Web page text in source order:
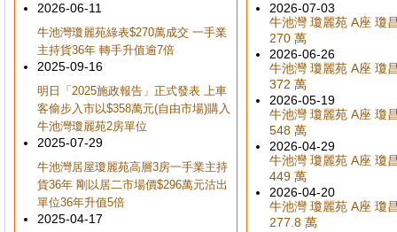
2026-06-11
牛池灣瓊麗苑綠表$270萬成交 一手業
主持貨36年 轉手升值逾7倍
2025-09-16
明日「2025施政報告」正式發表 上車
客偷步入市以$358萬元(自由市場)購入
牛池灣瓊麗苑2房單位
2025-07-29
牛池灣居屋瓊麗苑高層3房一手業主持
貨36年 剛以居二市場價$296萬元沽出
單位36年升值5倍
2025-04-17
2026-07-03
牛池灣 瓊麗苑 A座 瓊
270 萬
2026-06-26
牛池灣 瓊麗苑 A座 瓊
372 萬
2026-05-19
牛池灣 瓊麗苑 A座 瓊
548 萬
2026-04-29
牛池灣 瓊麗苑 A座 瓊
449 萬
2026-04-20
牛池灣 瓊麗苑 A座 瓊
277.8 萬